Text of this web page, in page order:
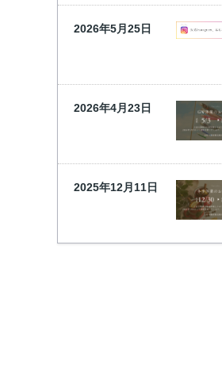
2026年5月25日
2026年4月23日
2025年12月11日